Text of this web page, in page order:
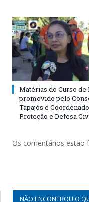
Matérias do Curso de
promovido pelo
Tapajós e
Proteção e Defesa
Os comentários estão
NÃO ENCONTROU O